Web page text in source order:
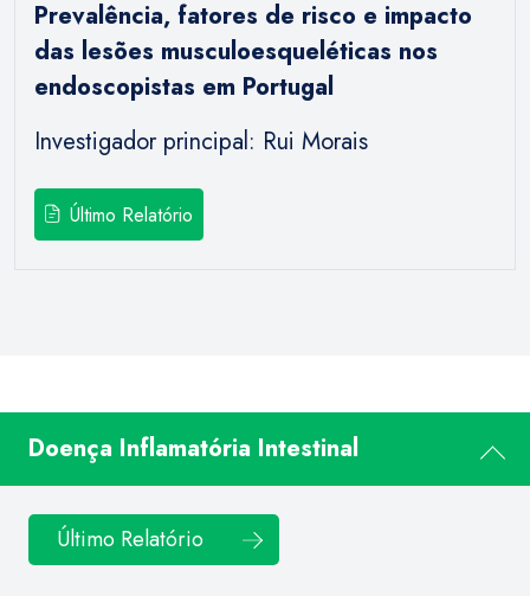
Prevalência, fatores de risco e impacto
das lesões musculoesqueléticas nos
endoscopistas em Portugal
Investigador principal: Rui Morais
Último Relatório
Doença Inflamatória Intestinal
Último Relatório